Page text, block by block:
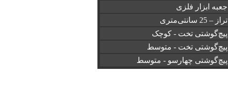
جعبه ابزار فلزی
تراز – 25 سانتی‌متری
پیچ‌گوشتی تخت - کوچک
پیچ‌گوشتی تخت - متوسط
پیچ‌گوشتی چهارسو - متوسط